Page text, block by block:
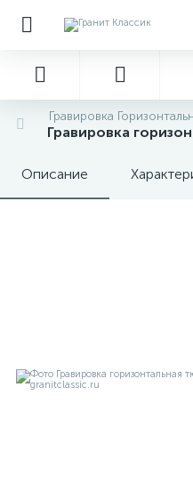
Гравировка
Гравировка
Описание